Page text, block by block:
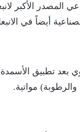
أيضاً في
بعد تطبيق
مواتية.